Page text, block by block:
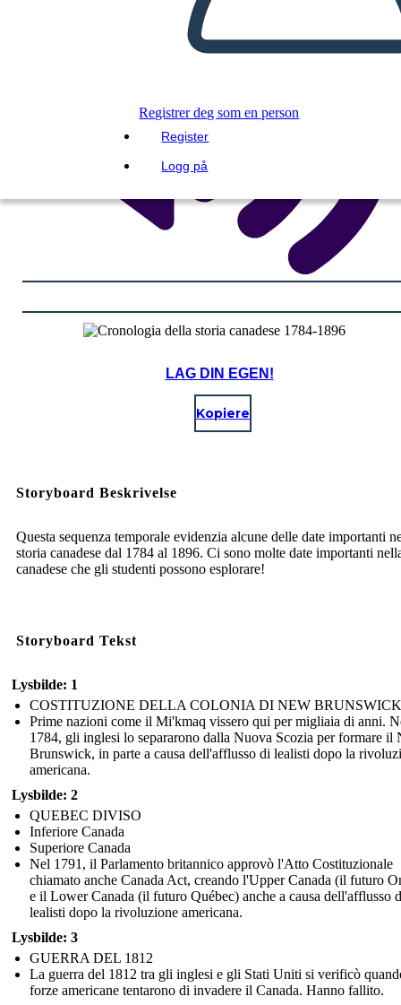
Registrer deg som en person
Register
Logg på
LAG DIN EGEN!
Kopiere
Storyboard Beskrivelse
Questa sequenza temporale evidenzia alcune delle date importanti
storia canadese dal 1784 al 1896. Ci sono molte date importanti
canadese che gli studenti possono esplorare!
Storyboard Tekst
Lysbilde: 1
COSTITUZIONE DELLA COLONIA DI NEW BRUNSWICK
Prime nazioni come il Mi'kmaq vissero qui per migliaia di anni.
1784, gli inglesi lo separarono dalla Nuova Scozia per formare il
Brunswick, in parte a causa dell'afflusso di lealisti dopo la
americana.
Lysbilde: 2
QUEBEC DIVISO
Inferiore Canada
Superiore Canada
Nel 1791, il Parlamento britannico approvò l'Atto Costituzionale
chiamato anche Canada Act, creando l'Upper Canada (il futuro
e il Lower Canada (il futuro Québec) anche a causa dell'afflusso
lealisti dopo la rivoluzione americana.
Lysbilde: 3
GUERRA DEL 1812
La guerra del 1812 tra gli inglesi e gli Stati Uniti si verificò
forze americane tentarono di invadere il Canada. Hanno fallito.